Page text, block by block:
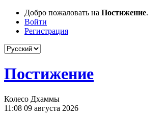
Добро пожаловать на Постижение.
Войти
Регистрация
Постижение
Колесо Дхаммы
11:08 09 августа 2026